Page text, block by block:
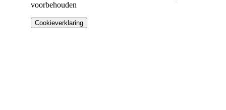
voorbehouden
Cookieverklaring